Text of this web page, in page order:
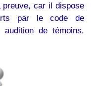
preuve, car il dispose
par le code de
audition de témoins,